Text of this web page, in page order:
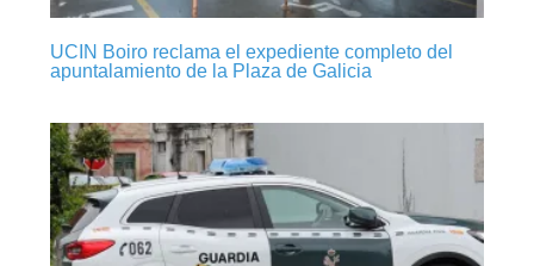
UCIN Boiro reclama el expediente completo del
apuntalamiento de la Plaza de Galicia